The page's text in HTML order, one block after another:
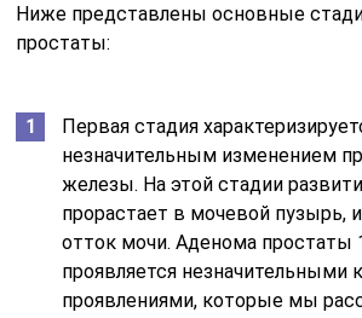
Ниже представлены основные
простаты:
Первая стадия
незначительным изменением
железы. На этой стадии
прорастает в мочевой пузырь,
отток мочи. Аденома простаты
проявляется незначительными
проявлениями, которые мы